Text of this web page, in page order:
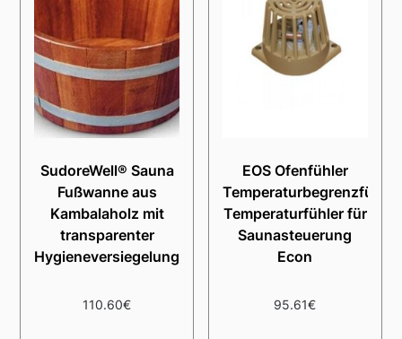
SudoreWell® Sauna
Fußwanne aus
Kambalaholz mit
transparenter
Hygieneversiegelung
110.60€
EOS Ofenfühler
Temperaturbegrenzfühler
Temperaturfühler für
Saunasteuerung
Econ
95.61€